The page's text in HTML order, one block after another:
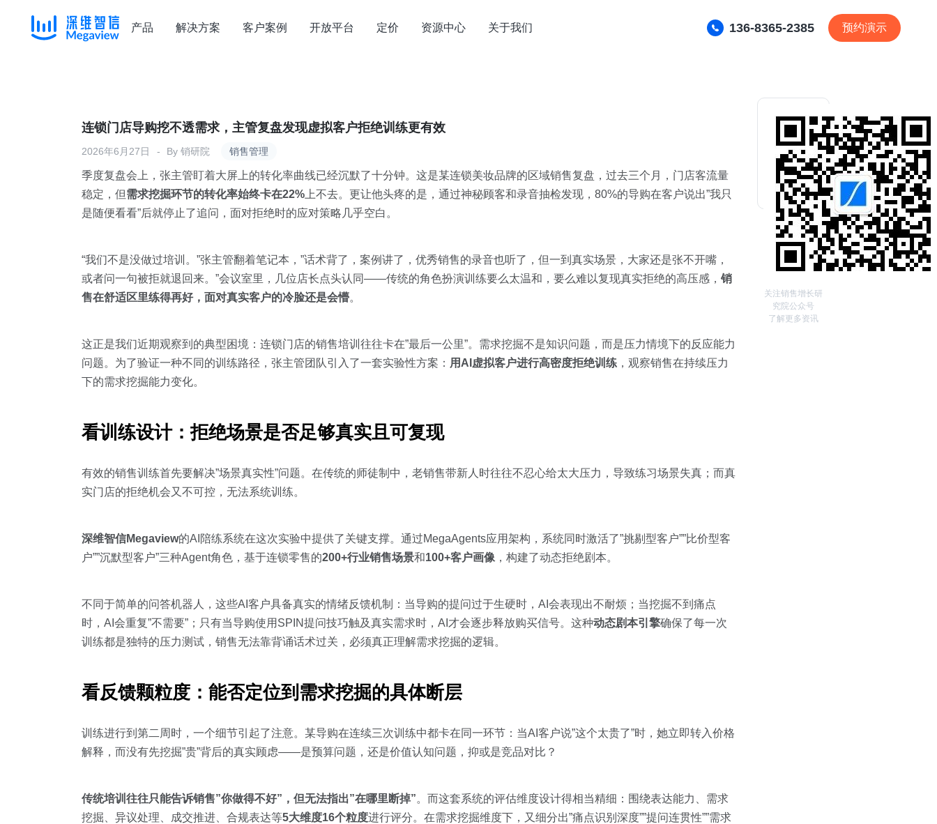
产品 解决方案 客户案例 开放平台 定价 资源中心 关于我们 136-8365-2385 预约演示
销售管理
连锁门店导购挖不透需求，主管复盘发现虚拟客户拒绝训练更有效
2026年6月27日 By 销研院
季度复盘会上，张主管盯着大屏上的转化率曲线已经沉默了十分钟。这是某连锁美妆品牌的区域销售复盘，过去三个月，门店客流量
稳定，但需求挖掘环节的转化率始终卡在22% 上不去。更让他头疼的是，通过神秘顾客和录音抽检发现，80%的导购在客户说出”我只
是随便看看”后就停止了追问，面对拒绝时的应对策略几乎空白。
“我们不是没做过培训。”张主管翻着笔记本，”话术背了，案例讲了，优秀销售的录音也听了，但一到真实场景，大家还是张不开嘴，
或者问一句被拒就退回来。”会议室里，几位店长点头认同——传统的角色扮演训练要么太温和，要么难以复现真实拒绝的高压感， 销
售在舒适区里练得再好，面对真实客户的冷脸还是会懵。
这正是我们近期观察到的典型困境：连锁门店的销售培训往往卡在”最后一公里”。需求挖掘不是知识问题，而是压力情境下的反应能力
问题。为了验证一种不同的训练路径，张主管团队引入了一套实验性方案： 用AI虚拟客户进行高密度拒绝训练 ，观察销售在持续压力
下的需求挖掘能力变化。
看训练设计：拒绝场景是否足够真实且可复现
有效的销售训练首先要解决”场景真实性”问题。在传统的师徒制中，老销售带新人时往往不忍心给太大压力，导致练习场景失真；而真
实门店的拒绝机会又不可控，无法系统训练。
深维智信Megaview的AI陪练系统在这次实验中提供了关键支撑。通过MegaAgents应用架构，系统同时激活了”挑剔型客户””比价型客
户””沉默型客户”三种Agent角色，基于连锁零售的200+行业销售场景和100+客户画像 ，构建了动态拒绝剧本。
不同于简单的问答机器人，这些AI客户具备真实的情绪反馈机制：当导购的提问过于生硬时，AI会表现出不耐烦；当挖掘不到痛点
时，AI会重复”不需要”；只有当导购使用SPIN提问技巧触及真实需求时，AI才会逐步释放购买信号。这种动态剧本引擎确保了每一次
训练都是独特的压力测试，销售无法靠背诵话术过关，必须真正理解需求挖掘的逻辑。
看反馈颗粒度：能否定位到需求挖掘的具体断层
训练进行到第二周时，一个细节引起了注意。某导购在连续三次训练中都卡在同一环节：当AI客户说”这个太贵了”时，她立即转入价格
解释，而没有先挖掘”贵”背后的真实顾虑——是预算问题，还是价值认知问题，抑或是竞品对比？
传统培训往往只能告诉销售”你做得不好”，但无法指出”在哪里断掉”。而这套系统的评估维度设计得相当精细：围绕表达能力、需求
挖掘、异议处理、成交推进、合规表达等5大维度16个粒度进行评分。在需求挖掘维度下，又细分出”痛点识别深度””提问连贯性””需求
关注销售增长研
究院公众号
了解更多资讯